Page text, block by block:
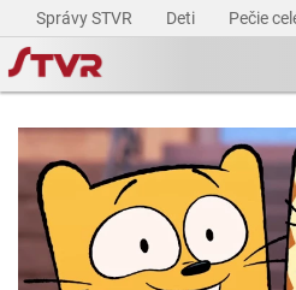
Správy STVR Deti Pečie